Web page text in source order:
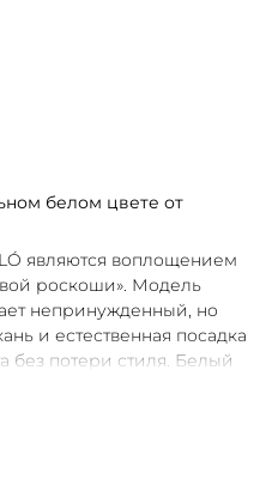
белом цвете от
являются воплощением
роскоши». Модель
непринужденный, но
и естественная посадка
потери стиля. Белый
рубашка легко